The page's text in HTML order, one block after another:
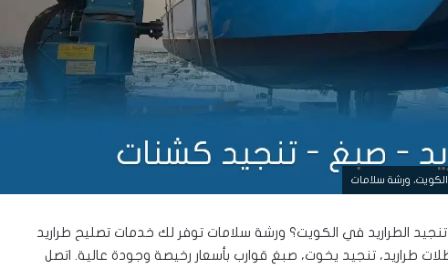
ورشة سلامات
الطراريد في الكويت؟ ورشة سلامات توفر لك خدمات تصليح طراريد
طراريد، تنجيد يخوت، صبغ قوارب بأسعار رخيصة وجودة عالية. اتصل